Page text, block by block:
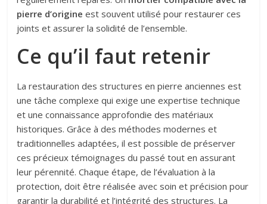
pierre d’origine est souvent utilisé pour restaurer ces
joints et assurer la solidité de l’ensemble.
Ce qu’il faut retenir
La restauration des structures en pierre anciennes est
une tâche complexe qui exige une expertise technique
et une connaissance approfondie des matériaux
historiques. Grâce à des méthodes modernes et
traditionnelles adaptées, il est possible de préserver
ces précieux témoignages du passé tout en assurant
leur pérennité. Chaque étape, de l’évaluation à la
protection, doit être réalisée avec soin et précision pour
garantir la durabilité et l’intégrité des structures. La